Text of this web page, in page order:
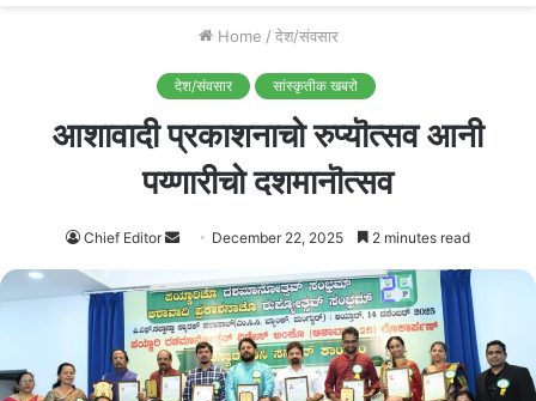
Home / देश/संवसार
देश/संवसार सांस्कृतीक खबरो
आशावादी प्रकाशनाचो रुप्यॊत्सव आनी
पय्णारीचो दशमानॊत्सव
Chief Editor
Send
email
December 22, 2025 2 minutes read